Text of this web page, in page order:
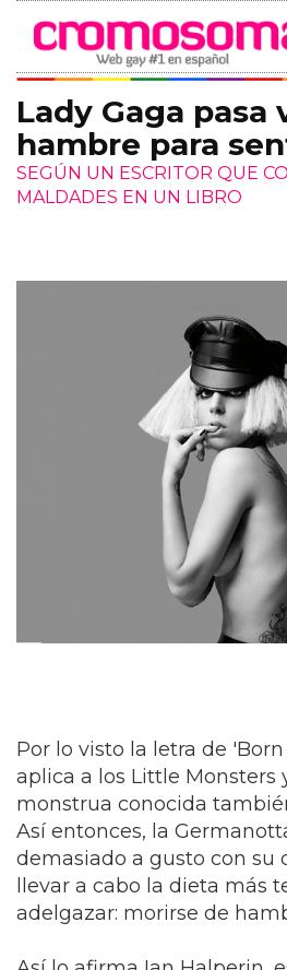
Lady Gaga pasa
hambre para
SEGÚN UN ESCRITOR QUE
MALDADES EN UN LIBRO
Por lo visto la letra de
aplica a los Little Monsters
monstrua conocida
Así entonces, la
demasiado a gusto con su
llevar a cabo la dieta más
adelgazar: morirse de